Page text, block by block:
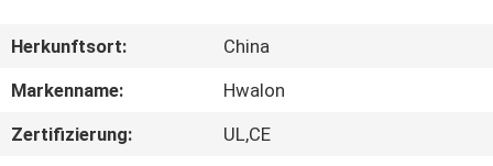
UNS
Herkunftsort:
China
Markenname:
Hwalon
Zertifizierung:
UL,CE